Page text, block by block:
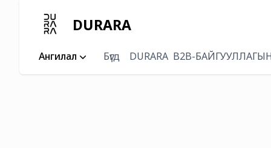
DURARA
Ангилал Бүгд DURARA B2B-